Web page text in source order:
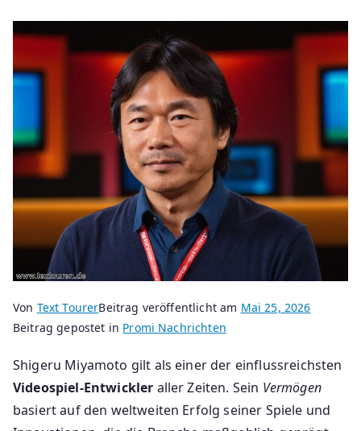
Von Text TourerBeitrag veröffentlicht am Mai 25, 2026
Beitrag gepostet in Promi Nachrichten
Shigeru Miyamoto gilt als einer der einflussreichsten
Videospiel-Entwickler aller Zeiten. Sein Vermögen
basiert auf den weltweiten Erfolg seiner Spiele und